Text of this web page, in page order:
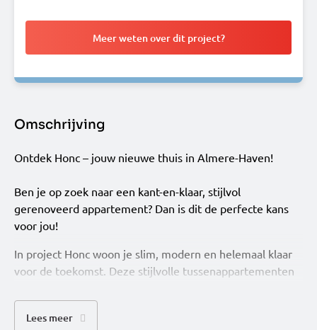
Meer weten over dit project?
Omschrijving
Ontdek Honc – jouw nieuwe thuis in Almere-Haven!
Ben je op zoek naar een kant-en-klaar, stijlvol
gerenoveerd appartement? Dan is dit de perfecte kans
voor jou!
In project Honc woon je slim, modern en helemaal klaar
voor de toekomst. Deze stijlvolle tussenappartementen
professionals en iedereen die houdt van comfortabel
wonen zonder gedoe. Alles is al voor je geregeld: van
Lees meer